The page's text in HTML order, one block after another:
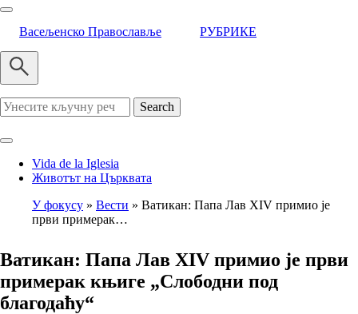
Васељенско Православље РУБРИКЕ
Search
Vida de la Iglesia
Животът на Църквата
Breadcrumb
У фокусу Вести
Ватикан: Папа Лав XIV примио је
први примерак…
Ватикан: Папа Лав XIV примио је први
примерак књиге „Слободни под
благодаћу“